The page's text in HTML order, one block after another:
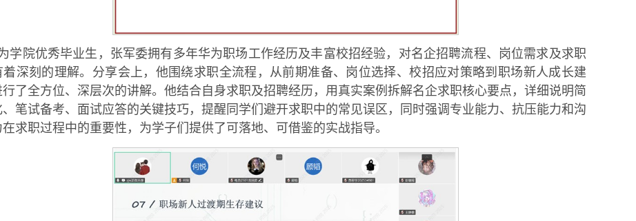
学院优秀毕业生，张军委拥有多年华为职场工作经历及丰富校招经验，对名企招聘流程、岗位需求及求职
着深刻的理解。分享会上，他围绕求职全流程，从前期准备、岗位选择、校招应对策略到职场新人成长建
了全方位、深层次的讲解。他结合自身求职及招聘经历，用真实案例拆解名企求职核心要点，详细说明简
、笔试备考、面试应答的关键技巧，提醒同学们避开求职中的常见误区，同时强调专业能力、抗压能力和沟
求职过程中的重要性，为学子们提供了可落地、可借鉴的实战指导。